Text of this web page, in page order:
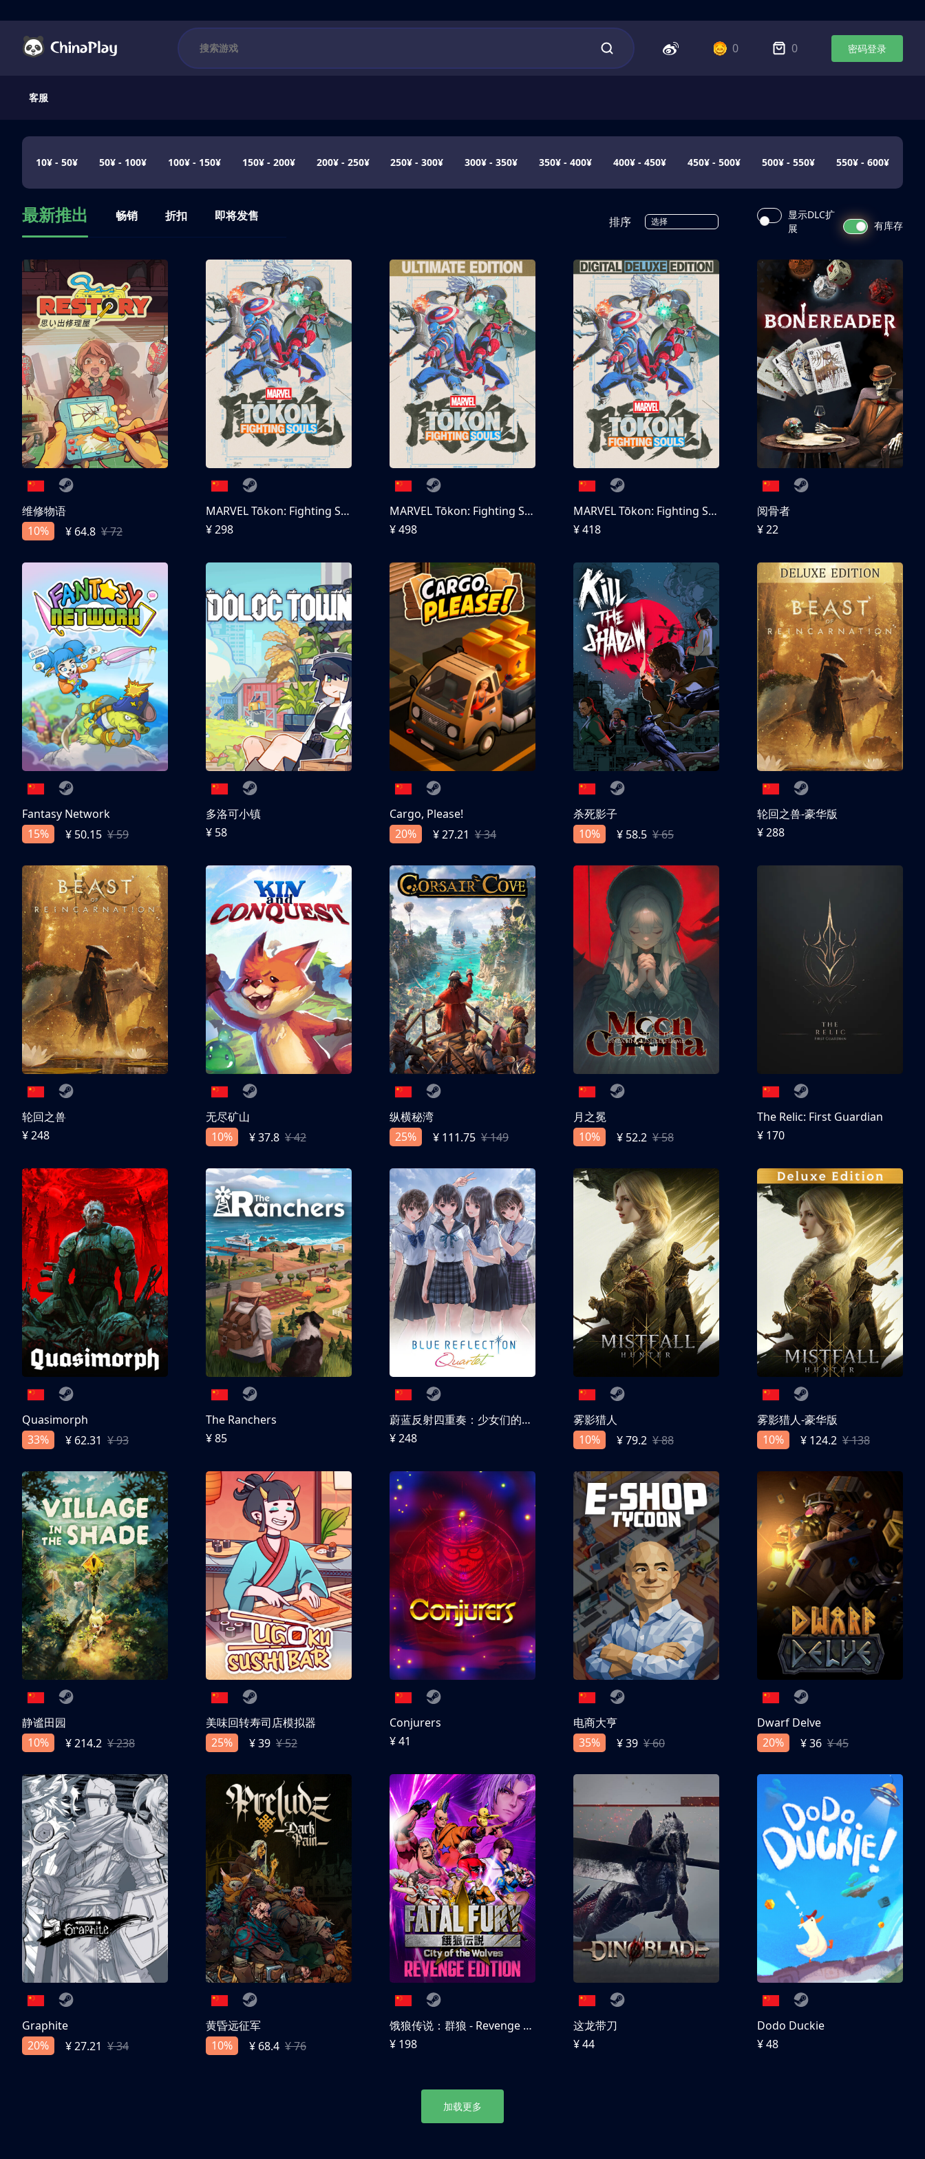
0 0 密码登录
客服
10¥ - 50¥ 50¥ - 100¥ 100¥ - 150¥ 150¥ - 200¥ 200¥ - 250¥ 250¥ - 300¥ 300¥ - 350¥ 350¥ - 400¥ 400¥ - 450¥ 450¥ - 500¥ 500¥ - 550¥ 550¥ - 600¥
最新推出 畅销 折扣 即将发售 排序 选择
显示DLC扩
展
有库存
维修物语
10%
¥ 64.8 ¥ 72
MARVEL Tōkon: Fighting Souls
¥ 298
MARVEL Tōkon: Fighting Souls 终极版
¥ 498
MARVEL Tōkon: Fighting Souls 数字豪华版
¥ 418
阅骨者
¥ 22
Fantasy Network
15%
¥ 50.15 ¥ 59
多洛可小镇
¥ 58
Cargo, Please!
20%
¥ 27.21 ¥ 34
杀死影子
10%
¥ 58.5 ¥ 65
轮回之兽-豪华版
¥ 288
轮回之兽
¥ 248
无尽矿山
10%
¥ 37.8 ¥ 42
纵横秘湾
25%
¥ 111.75 ¥ 149
月之冕
10%
¥ 52.2 ¥ 58
The Relic: First Guardian
¥ 170
Quasimorph
33%
¥ 62.31 ¥ 93
The Ranchers
¥ 85
蔚蓝反射四重奏：少女们的奇迹
¥ 248
雾影猎人
10%
¥ 79.2 ¥ 88
雾影猎人-豪华版
10%
¥ 124.2 ¥ 138
静谧田园
10%
¥ 214.2 ¥ 238
美味回转寿司店模拟器
25%
¥ 39 ¥ 52
Conjurers
¥ 41
电商大亨
35%
¥ 39 ¥ 60
Dwarf Delve
20%
¥ 36 ¥ 45
Graphite
20%
¥ 27.21 ¥ 34
黄昏远征军
10%
¥ 68.4 ¥ 76
饿狼传说：群狼 - Revenge Edition
¥ 198
这龙带刀
¥ 44
Dodo Duckie
¥ 48
加载更多